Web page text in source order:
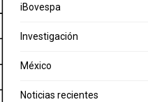
iBovespa
Investigación
México
Noticias recientes